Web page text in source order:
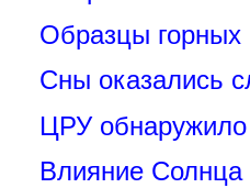
Образцы горных
Сны оказались
ЦРУ обнаружило
Влияние